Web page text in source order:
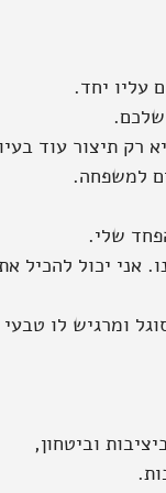
עליו יחד.
רק תיצור עוד
למשפחה.
שלי.
אני יכול להכיל
ומרגיש לו טבעי
וביטחון,